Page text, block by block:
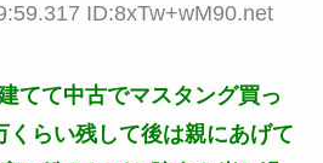
ID:8xTw+wM90.net
てて中古でマスタング買っ
くらい残して後は親にあげて